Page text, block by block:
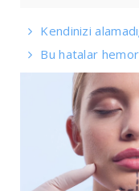
Kendinizi
Bu hatalar